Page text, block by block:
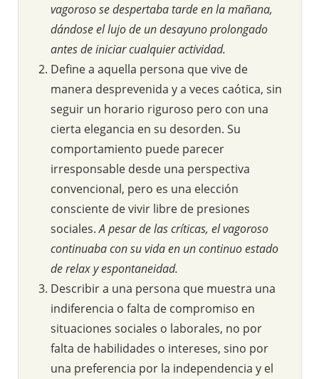
vagoroso se despertaba tarde en la mañana,
dándose el lujo de un desayuno prolongado
antes de iniciar cualquier actividad.
Define a aquella persona que vive de
manera desprevenida y a veces caótica, sin
seguir un horario riguroso pero con una
cierta elegancia en su desorden. Su
comportamiento puede parecer
irresponsable desde una perspectiva
convencional, pero es una elección
consciente de vivir libre de presiones
sociales.A pesar de las críticas, el vagoroso
continuaba con su vida en un continuo estado
de relax y espontaneidad.
Describir a una persona que muestra una
indiferencia o falta de compromiso en
situaciones sociales o laborales, no por
falta de habilidades o intereses, sino por
una preferencia por la independencia y el